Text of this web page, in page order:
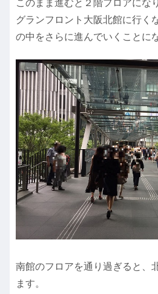
このまま進むと２階フロアにな
グランフロント大阪北館に行く
の中をさらに進んでいくことに
南館のフロアを通り過ぎると、
ます。